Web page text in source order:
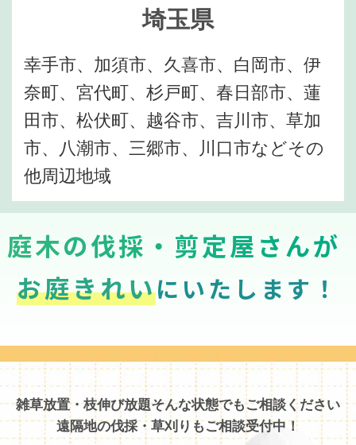
埼玉県
幸手市、加須市、久喜市、白岡市、伊
奈町、宮代町、杉戸町、春日部市、蓮
田市、松伏町、越谷市、吉川市、草加
市、八潮市、三郷市、川口市などその
他周辺地域
庭木の伐採・剪定屋さんが
お庭きれいにいたします！
雑草放置・枝伸び放題そんな状態でもご相談ください
遠隔地の伐採・草刈りもご相談受付中！